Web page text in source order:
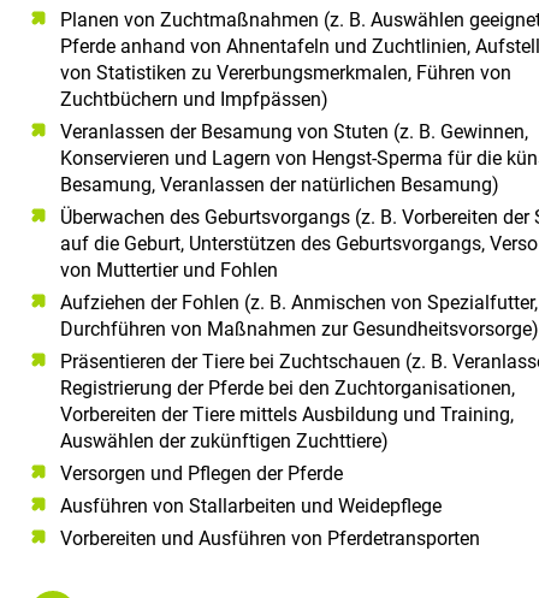
Planen von Zuchtmaßnahmen (z. B. Auswählen
Pferde anhand von Ahnentafeln und Zuchtlinien,
von Statistiken zu Vererbungsmerkmalen, Führen von
Zuchtbüchern und Impfpässen)
Veranlassen der Besamung von Stuten (z. B. Gewinnen,
Konservieren und Lagern von Hengst-Sperma für die
Besamung, Veranlassen der natürlichen Besamung)
Überwachen des Geburtsvorgangs (z. B. Vorbereiten der
auf die Geburt, Unterstützen des Geburtsvorgangs,
von Muttertier und Fohlen
Aufziehen der Fohlen (z. B. Anmischen von Spezialfutter,
Durchführen von Maßnahmen zur Gesundheitsvorsorge)
Präsentieren der Tiere bei Zuchtschauen (z. B.
Registrierung der Pferde bei den Zuchtorganisationen,
Vorbereiten der Tiere mittels Ausbildung und Training,
Auswählen der zukünftigen Zuchttiere)
Versorgen und Pflegen der Pferde
Ausführen von Stallarbeiten und Weidepflege
Vorbereiten und Ausführen von Pferdetransporten